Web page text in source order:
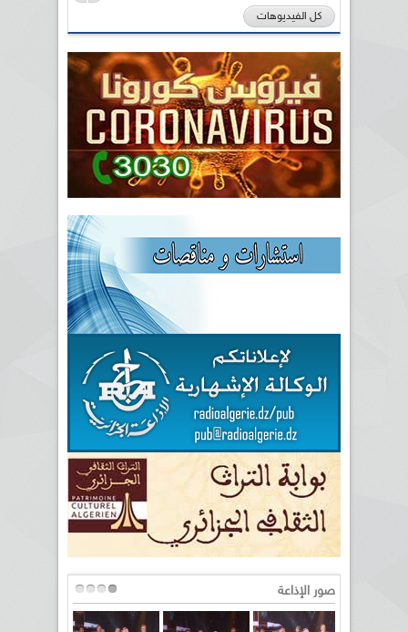
كل الفيديوهات
صور الإذاعة